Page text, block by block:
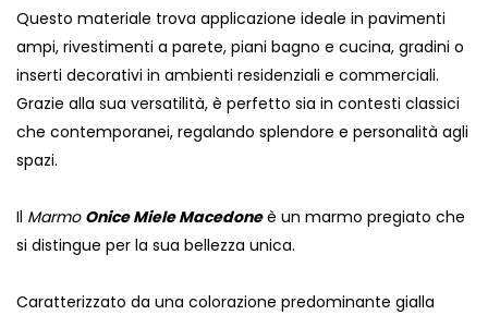
Questo materiale trova applicazione ideale in pavimenti
ampi, rivestimenti a parete, piani bagno e cucina, gradini o
inserti decorativi in ambienti residenziali e commerciali.
Grazie alla sua versatilità, è perfetto sia in contesti classici
che contemporanei, regalando splendore e personalità agli
spazi.
Il Marmo Onice Miele Macedoneè un marmo pregiato che
si distingue per la sua bellezza unica.
Caratterizzato da una colorazione predominante gialla